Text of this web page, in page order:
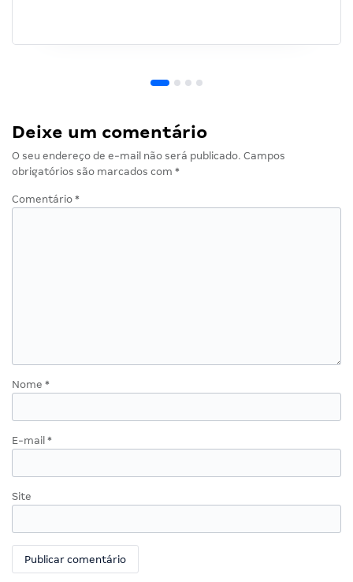
Deixe um comentário
O seu endereço de e-mail não será publicado. Campos
obrigatórios são marcados com *
Comentário *
Nome *
E-mail *
Site